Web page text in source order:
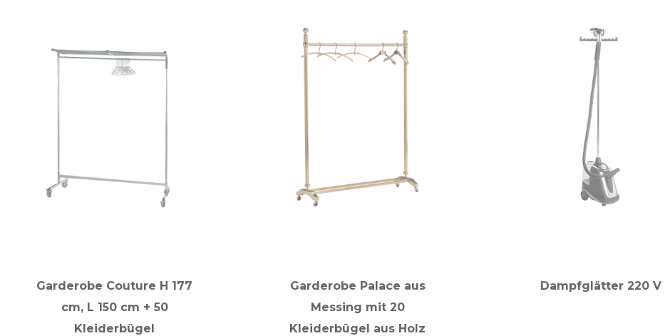
Garderobe Couture H 177
cm, L 150 cm + 50
Kleiderbügel
Garderobe Palace aus
Messing mit 20
Kleiderbügel aus Holz
Dampfglätter 220 V